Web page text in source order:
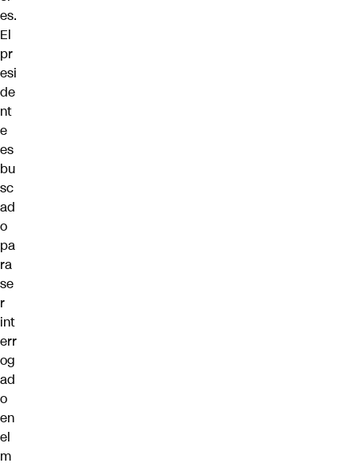
es.
El
pr
esi
de
nt
e
es
bu
sc
ad
o
pa
ra
se
r
int
err
og
ad
o
en
el
m